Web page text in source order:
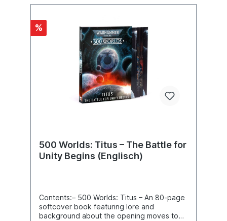
Ein 16-seitiges Heft mit je drei neuen
Kontingenten für Space Marines
(Sturmlandungsstreitmacht, Bastion-
Einsatzverband und
Rückeroberungsstreitmacht) und Necrons
(Pantheon des Leids, Verfluchte Legion und
Kryptomanten-Konklave).– 1x Ausfaltkarte
der Vespator-Front (594 mm x 420 mm).– 1x
Stickerbogen mit 252 Stickern, um deinen
Fortschritt an der Vespator-Front zu
%
500 Worlds: Titus – The Battle for
Unity Begins (Englisch)
Contents:– 500 Worlds: Titus – An 80-page
softcover book featuring lore and
background about the opening moves to